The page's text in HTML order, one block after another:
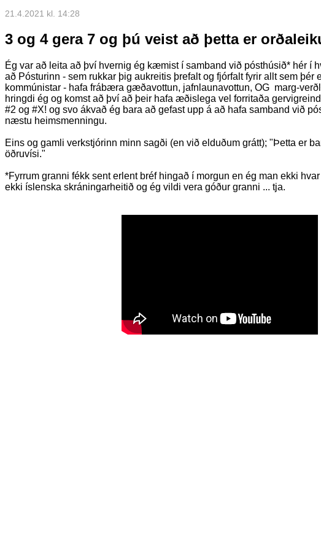
21.4.2021 kl. 14:28
3 og 4 gera 7 og þú veist að þetta er
Ég var að leita að því hvernig ég kæmist í samband við pósthúsið* hér í
að Pósturinn - sem rukkar þig aukreitis þrefalt og fjórfalt fyrir allt sem þér
kommúnistar - hafa frábæra gæðavottun, jafnlaunavottun, OG marg-
hringdi ég og komst að því að þeir hafa æðislega vel forritaða
#2 og #X! og svo ákvað ég bara að gefast upp á að hafa samband við
næstu heimsmenningu.
Eins og gamli verkstjórinn minn sagði (en við elduðum grátt); "Þetta er
öðruvísi."
*Fyrrum granni fékk sent erlent bréf hingað í morgun en ég man ekki
ekki íslenska skráningarheitið og ég vildi vera góður granni ... tja.